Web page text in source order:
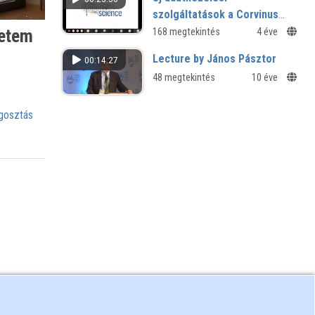
szolgáltatások a Corvinus
Egyetemen
168 megtekintés 4 éve
00:14:27 Lecture by János Pásztor
48 megtekintés 10 éve